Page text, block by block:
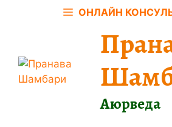
ОНЛАЙН
Аюрведа